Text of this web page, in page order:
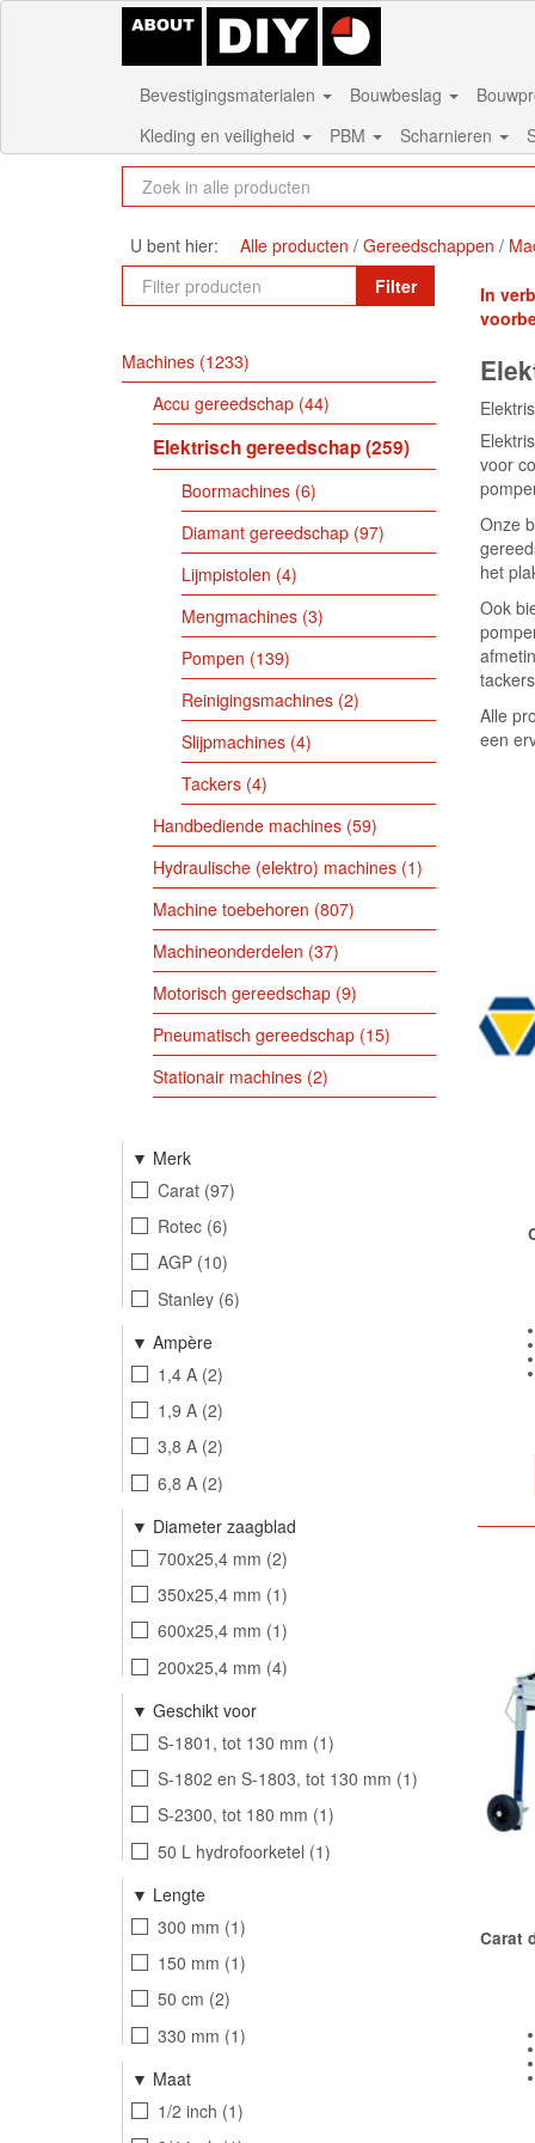
Bevestigingsmaterialen Bouwbeslag
Kleding en veiligheid
PBM Scharnieren
U bent hier: Alle producten Gereedschappen
Filter
Machines 1233
Accu gereedschap 44
Elektrisch gereedschap 259
Boormachines 6
Diamant gereedschap 97
Lijmpistolen 4
Mengmachines 3
Pompen 139
Reinigingsmachines 2
Slijpmachines 4
Tackers 4
Handbediende machines 59
Hydraulische (elektro) machines 1
Machine toebehoren 807
Machineonderdelen 37
Motorisch gereedschap 9
Pneumatisch gereedschap 15
Stationair machines 2
Merk
Carat 97
Rotec 6
AGP 10
Stanley 6
Bosta
Mega
3
Mega Profec
Foras
52
DAB 5
Ebara
Simer 1
Varem
9
Wellmate 14
Talen Tools 2
Ampère
1,4 A 2
1,9 A 2
3,8 A 2
6,8 A 2
12 A 1
7,9 A 1
1,6 A 1
1,8 A 1
3,2 A 1
Diameter zaagblad
700x25,4 mm 2
350x25,4 mm 1
600x25,4 mm 1
200x25,4 mm 4
180x25,4 mm
180x22,23 mm 2
150 mm 1
6 mm 1
500x25,40 1
500x25,40 mm
350x25,40 mm
300x30,00 mm
Geschikt voor
S-1801, tot 130 mm 1
S-1802 en S-1803, tot 130 mm 1
S-2300, tot 180 mm 1
50 L hydrofoorketel 1
80-100 L hydrofoorketel
200 L hydrofoorketel
0940079
1
Varem 5-8 L hydrofoorketel
Varem 19-25 hydrofoorketel
Varem 50-60 L hydrofoorketel
Varem 80 L hydrofoorketel
Lengte
300 mm 1
150 mm 1
50 cm 2
330 mm 1
360 mm
100 cm 2
Maat
1/2 inch 1
In
voor
Onze
het
Ook
Alle
een
Carat